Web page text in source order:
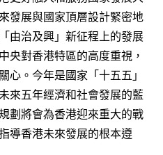
發展與國家頂層設計緊密地
由治及興」新征程上的發展
央對香港特區的高度重視，
心。今年是國家「十五五」
來五年經濟和社會發展的藍
劃將會為香港迎來重大的戰
導香港未來發展的根本遵